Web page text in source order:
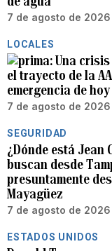
7 de agosto de 2026
LOCALES
Una
el trayecto de la
emergencia de hoy
7 de agosto de 2026
SEGURIDAD
¿Dónde está Jean
buscan desde
presuntamente
Mayagüez
7 de agosto de 2026
ESTADOS UNIDOS